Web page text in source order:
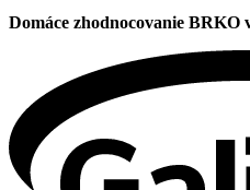
Domáce zhodnocovanie BRKO